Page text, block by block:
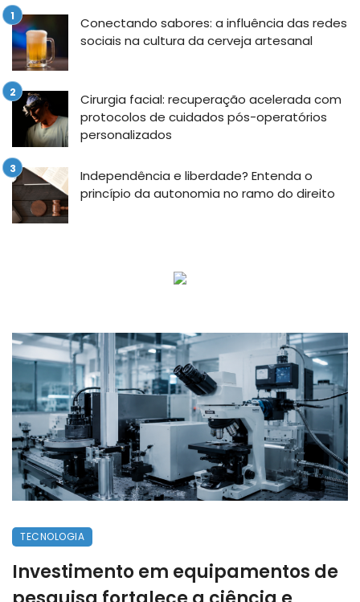
Conectando sabores: a influência das redes
sociais na cultura da cerveja artesanal
Cirurgia facial: recuperação acelerada com
protocolos de cuidados pós-operatórios
personalizados
Independência e liberdade? Entenda o
princípio da autonomia no ramo do direito
TECNOLOGIA
Investimento em equipamentos de